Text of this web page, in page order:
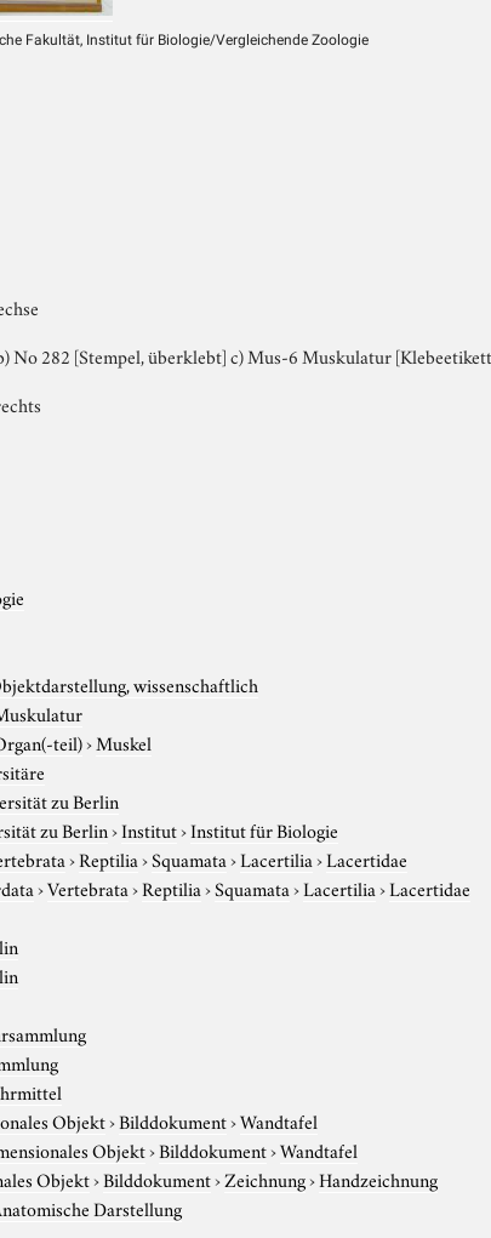
Fakultät, Institut für Biologie/Vergleichende Zoologie
No 282 [Stempel, überklebt] c) Mus-6 Muskulatur
wissenschaftlich
teil)›Muskel
zu Berlin
zu Berlin›Institut›Institut für Biologie
›Reptilia›Squamata›Lacertilia›Lacertidae
›Vertebrata›Reptilia›Squamata›Lacertilia›Lacertidae
Objekt›Bilddokument›Wandtafel
Objekt›Bilddokument›Wandtafel
Objekt›Bilddokument›Zeichnung›Handzeichnung
Darstellung